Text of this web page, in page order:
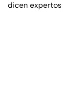
dicen expertos